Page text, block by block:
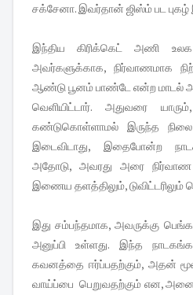
சக்சேனா. இவர்தான் ஜிஸ்ம் பட
இந்திய கிரிக்கெட் அணி
அவர்களுக்காக, நிர்வாணமாக
ஆண்டு பூனம் பாண்டே என்ற மாடல்
வெளியிட்டார். அதுவரை
கண்டுகொள்ளாமல் இருந்த
இடைவிடாது, இதைபோன்ற
அதோடு, அவரது அரை
இணைய தளத்திலும், டுவிட்டரிலும்
இது சம்பந்தமாக, அவருக்கு
அனுப்பி உள்ளது. இந்த
கவனத்தை ஈர்ப்பதற்கும், அதன்
வாய்ப்பை பெறுவதற்கும் என,